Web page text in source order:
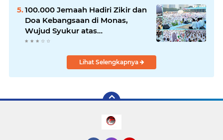
100.000 Jemaah Hadiri Zikir dan
Doa Kebangsaan di Monas,
Wujud Syukur atas
Kemerdekaan
Lihat Selengkapnya